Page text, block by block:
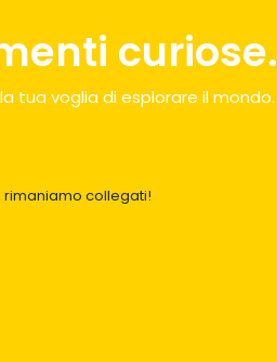
curiose.
tua voglia di esplorare il mondo.
rimaniamo collegati!